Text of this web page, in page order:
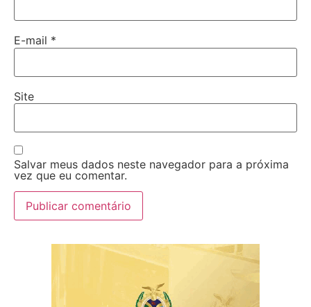
E-mail *
Site
Salvar meus dados neste navegador para a próxima
vez que eu comentar.